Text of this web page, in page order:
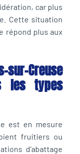
car plus
Cette situation
répond plus aux
Creuse
les types
est en mesure
fruitiers ou
d’abattage